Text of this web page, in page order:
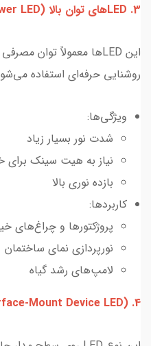
3. LEDهای توان بالا (High Power LED)
روشنایی حرفه‌ای استفاده
ویژگی‌ها:
شدت نور بسیار زیاد
نیاز به هیت سینک برای
بازده نوری بالا
کاربردها:
پروژکتورها و چراغ‌های
نورپردازی نمای ساختمان
لامپ‌های رشد گیاه
4. SMD LED (Surface-Mount Device LED)